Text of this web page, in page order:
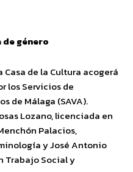
género
Casa de la Cultura acogerá
los Servicios de
de Málaga (SAVA).
Lozano, licenciada en
Palacios,
y José Antonio
Trabajo Social y